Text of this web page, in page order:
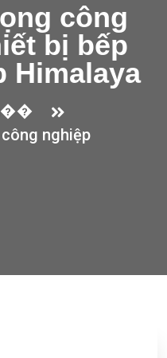
công
bị bếp
Himalaya
nghiệp